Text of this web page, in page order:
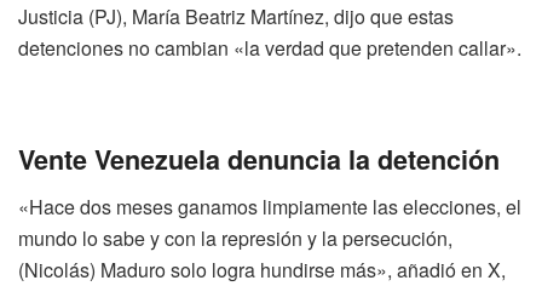
Justicia (PJ), María Beatriz Martínez, dijo que estas
detenciones no cambian «la verdad que pretenden callar».
Vente Venezuela denuncia la detención
«Hace dos meses ganamos limpiamente las elecciones, el
mundo lo sabe y con la represión y la persecución,
(Nicolás) Maduro solo logra hundirse más», añadió en X,